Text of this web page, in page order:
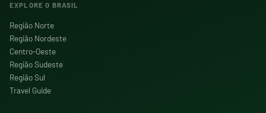
EXPLORE O BRASIL
Região Norte
Região Nordeste
Centro-Oeste
Região Sudeste
Região Sul
Travel Guide